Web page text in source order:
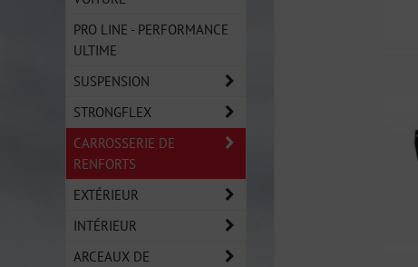
PRO LINE - PERFORMANCE
ULTIME
SUSPENSION
STRONGFLEX
CARROSSERIE DE
RENFORTS
EXTÉRIEUR
INTÉRIEUR
ARCEAUX DE